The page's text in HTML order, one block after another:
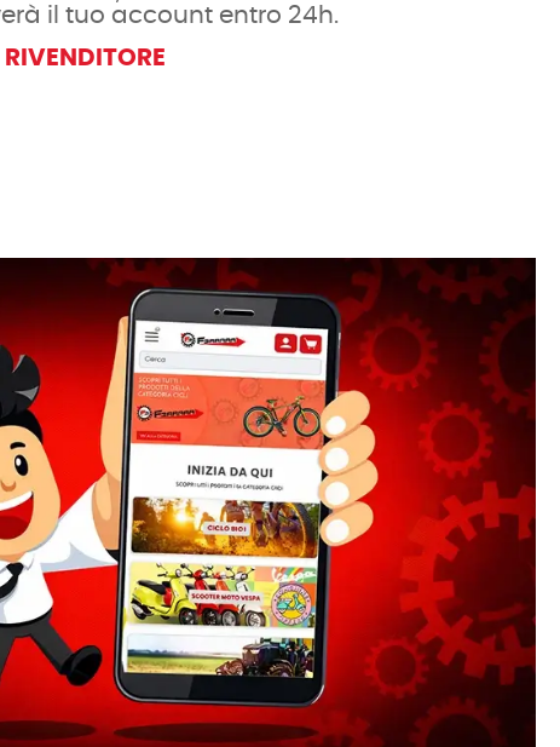
il tuo account entro 24h.
RIVENDITORE